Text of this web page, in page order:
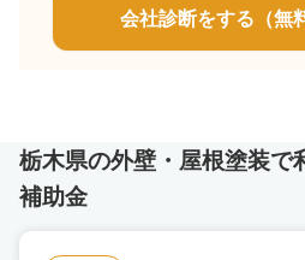
会社診断をする（無
栃木県の外壁・屋根塗装で
補助金